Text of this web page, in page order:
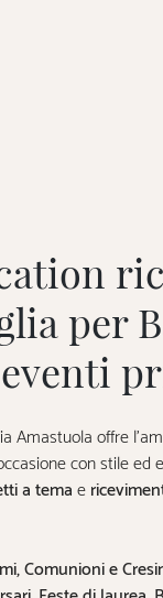
per
Amastuola offre
con stile ed
a temae
Comunioni e